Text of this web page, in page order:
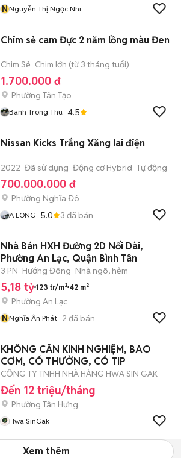
NNguyễn Thị Ngọc Nhi
Chim sẻ cam Đực 2 năm lồng màu Đen
Chim Sẻ Chim lớn (từ 3 tháng tuổi)
1.700.000 đ
Phường Tân Tạo
Banh Trong Thu 4.5
Nissan Kicks Trắng Xăng lai điện
2022 Đã sử dụng Động cơ Hybrid Tự động
700.000.000 đ
Phường Nghĩa Đô
A LONG 5.0 3 đã bán
Nhà Bán HXH Đường 2D Nối Dài,
Phường An Lạc, Quận Bình Tân
3 PN Hướng Đông Nhà ngõ, hẻm
5,18 tỷ 123 tr/m² 42 m²
Phường An Lạc
NNghĩa Ân Phát 2 đã bán
KHÔNG CẦN KINH NGHIỆM, BAO
CƠM, CÓ THƯỞNG, CÓ TIP
CÔNG TY TNHH NHÀ HÀNG HWA SIN GAK
Đến 12 triệu/tháng
Phường Tân Hưng
Hwa SinGak
Xem thêm